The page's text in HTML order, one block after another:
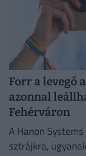
Forr a levegő
azonnal
Fehérváron
A Hanon
sztrájkra,